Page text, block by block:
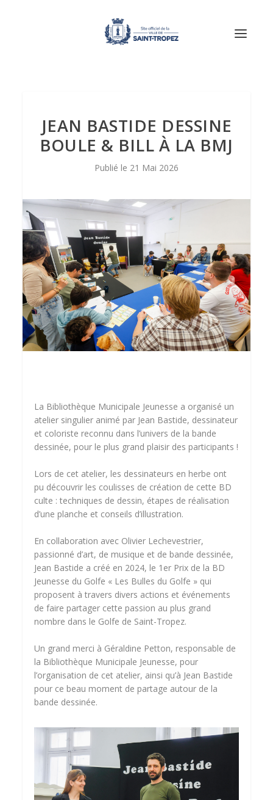
JEAN BASTIDE DESSINE
BOULE & BILL À LA BMJ
21 Mai 2026
La Bibliothèque Municipale Jeunesse a organisé un
atelier singulier animé par Jean Bastide, dessinateur
et coloriste reconnu dans l’univers de la bande
dessinée, pour le plus grand plaisir des participants !
Lors de cet atelier, les dessinateurs en herbe ont
pu découvrir les coulisses de création de cette BD
culte : techniques de dessin, étapes de réalisation
d’une planche et conseils d’illustration.
En collaboration avec Olivier Lechevestrier,
passionné d’art, de musique et de bande dessinée,
Jean Bastide a créé en 2024, le 1er Prix de la BD
Jeunesse du Golfe « Les Bulles du Golfe » qui
proposent à travers divers actions et événements
de faire partager cette passion au plus grand
nombre dans le Golfe de Saint-Tropez.
Un grand merci à Géraldine Petton, responsable de
la Bibliothèque Municipale Jeunesse, pour
l’organisation de cet atelier, ainsi qu’à Jean Bastide
pour ce beau moment de partage autour de la
bande dessinée.